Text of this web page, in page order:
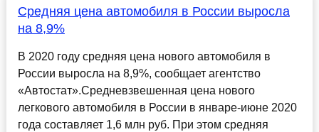
Средняя цена автомобиля в России выросла
на 8,9%
В 2020 году средняя цена нового автомобиля в
России выросла на 8,9%, сообщает агентство
«Автостат».Средневзвешенная цена нового
легкового автомобиля в России в январе-июне 2020
года составляет 1,6 млн руб. При этом средняя